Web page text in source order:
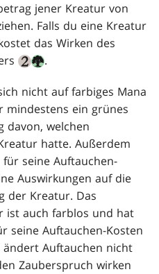
jener Kreatur von
Falls du eine Kreatur
das Wirken des
.
nicht auf farbiges Mana
mindestens ein grünes
davon, welchen
hatte. Außerdem
seine Auftauchen-
Auswirkungen auf die
der Kreatur. Das
ist auch farblos und hat
seine Auftauchen-Kosten
Auftauchen nicht
Zauberspruch wirken